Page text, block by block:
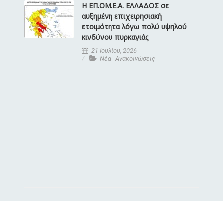
Η ΕΠ.ΟΜ.Ε.Α. ΕΛΛΑΔΟΣ σε
αυξημένη επιχειρησιακή
ετοιμότητα λόγω πολύ υψηλού
κινδύνου πυρκαγιάς
21 Ιουλίου, 2026
Νέα - Ανακοινώσεις